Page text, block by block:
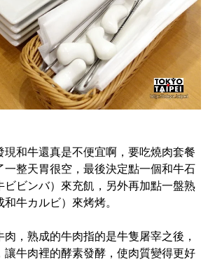
現和牛還真是不便宜啊，要吃燒肉套餐
一整天胃很空，最後決定點一個和牛石
ビビンバ）來充飢，另外再加點一盤熟
牛カルビ）來烤烤。
，熟成的牛肉指的是牛隻屠宰之後，
讓牛肉裡的酵素發酵，使肉質變得更好